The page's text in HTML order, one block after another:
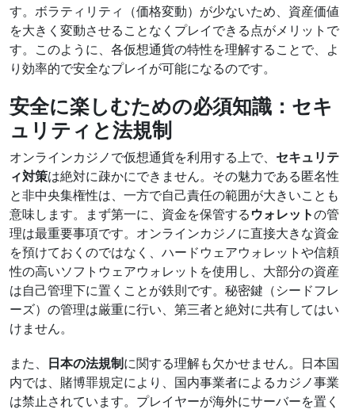
す。ボラティリティ（価格変動）が少ないため、資産価値
を大きく変動させることなくプレイできる点がメリットで
す。このように、各仮想通貨の特性を理解することで、よ
り効率的で安全なプレイが可能になるのです。
安全に楽しむための必須知識：セキ
ュリティと法規制
オンラインカジノで仮想通貨を利用する上で、 セキュリテ
ィ対策は絶対に疎かにできません。その魅力である匿名性
と非中央集権性は、一方で自己責任の範囲が大きいことも
意味します。まず第一に、資金を保管する ウォレットの管
理は最重要事項です。オンラインカジノに直接大きな資金
を預けておくのではなく、ハードウェアウォレットや信頼
性の高いソフトウェアウォレットを使用し、大部分の資産
は自己管理下に置くことが鉄則です。秘密鍵（シードフレ
ーズ）の管理は厳重に行い、第三者と絶対に共有してはい
けません。
また、 日本の法規制 に関する理解も欠かせません。日本国
内では、賭博罪規定により、国内事業者によるカジノ事業
は禁止されています。プレイヤーが海外にサーバーを置く